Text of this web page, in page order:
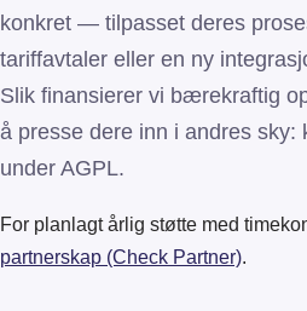
konkret — tilpasset deres
tariffavtaler eller en ny
Slik finansierer vi bærekraftig
å presse dere inn i andres sky:
under AGPL.
For planlagt årlig støtte med
partnerskap (Check Partner).